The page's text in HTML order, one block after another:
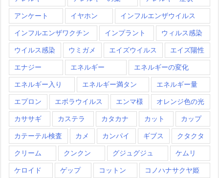
アンケート イヤホン インフルエンザウイルス
インフルエンザワクチン インプラント ウィルス感染
ウイルス感染 ウミガメ エイズウイルス エイズ陽性
エナジー エネルギー エネルギーの変化
エネルギー入り エネルギー満タン エネルギー量
エプロン エボラウイルス エンマ様 オレンジ色の光
カササギ カステラ カタカナ カット カップ
カテーテル検査 カメ カンパイ ギブス クタクタ
クリーム クンクン グジュグジュ ケムリ
ケロイド ゲップ コットン コノハナサクヤ姫